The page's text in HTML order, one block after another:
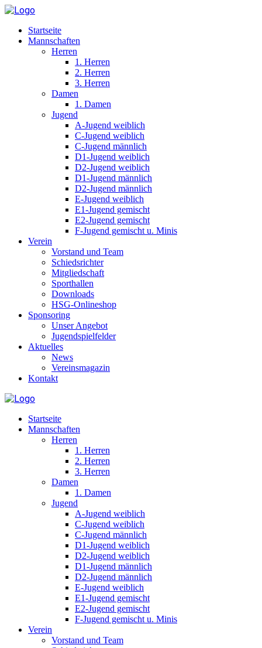
Startseite
Mannschaften
Herren
1. Herren
2. Herren
3. Herren
Damen
1. Damen
Jugend
A-Jugend weiblich
C-Jugend weiblich
C-Jugend männlich
D1-Jugend weiblich
D2-Jugend weiblich
D1-Jugend männlich
D2-Jugend männlich
E-Jugend weiblich
E1-Jugend gemischt
E2-Jugend gemischt
F-Jugend gemischt u. Minis
Verein
Vorstand und Team
Schiedsrichter
Mitgliedschaft
Sporthallen
Downloads
HSG-Onlineshop
Sponsoring
Unser Angebot
Jugendspielfelder
Aktuelles
News
Vereinsmagazin
Kontakt
Startseite
Mannschaften
Herren
1. Herren
2. Herren
3. Herren
Damen
1. Damen
Jugend
A-Jugend weiblich
C-Jugend weiblich
C-Jugend männlich
D1-Jugend weiblich
D2-Jugend weiblich
D1-Jugend männlich
D2-Jugend männlich
E-Jugend weiblich
E1-Jugend gemischt
E2-Jugend gemischt
F-Jugend gemischt u. Minis
Verein
Vorstand und Team